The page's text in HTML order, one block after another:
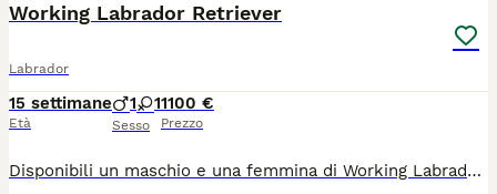
Working Labrador Retriever
Labrador
15 settimane
Età
1 1
Sesso
1100 €
Prezzo
Disponibili un maschio e una femmina di Working Labrador retriever nati il 20 Aprile Linea lavoro alta genialogia Genitori certificati esenti displasia anche e gomiti(A/0) MASCHIO: IWT '26 - TEAM 2 ITALY FT NOVICE CAC MIGLIOR MASCHIO LABRADOR - CLASSE NOVICE WT RCI '25 HD A/A - ED 0/0 ESENTE PER PARENTELA DA: prcd-PRA, EIC, CNM, HNPK, SD2,DM DNA DEPOSITATO FEMMINA: HD A/A - ED 0/0 con Pedigree Enci, Iscrizione Anagrafe canina, Microchip, Vaccinazione, cicli di sverminazione. kit puppy